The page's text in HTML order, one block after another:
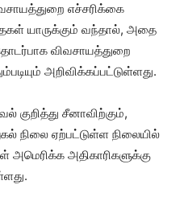
எச்சரிக்கை
யாருக்கும் வந்தால், அதை
விவசாயத்துறை
அறிவிக்கப்பட்டுள்ளது.
சீனாவிற்கும்,
நிலை ஏற்பட்டுள்ள நிலையில்
அதிகாரிகளுக்கு